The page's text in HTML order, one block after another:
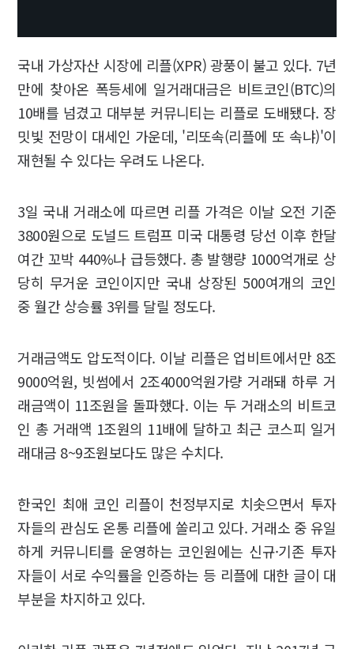
국내 가상자산 시장에 리플(XPR) 광풍이 불고 있다. 7년
만에 찾아온 폭등세에 일거래대금은 비트코인(BTC)의
10배를 넘겼고 대부분 커뮤니티는 리플로 도배됐다. 장
밋빛 전망이 대세인 가운데, '리또속(리플에 또 속냐)'이
재현될 수 있다는 우려도 나온다.
3일 국내 거래소에 따르면 리플 가격은 이날 오전 기준
3800원으로 도널드 트럼프 미국 대통령 당선 이후 한달
여간 꼬박 440%나 급등했다. 총 발행량 1000억개로 상
당히 무거운 코인이지만 국내 상장된 500여개의 코인
중 월간 상승률 3위를 달릴 정도다.
거래금액도 압도적이다. 이날 리플은 업비트에서만 8조
9000억원, 빗썸에서 2조4000억원가량 거래돼 하루 거
래금액이 11조원을 돌파했다. 이는 두 거래소의 비트코
인 총 거래액 1조원의 11배에 달하고 최근 코스피 일거
래대금 8~9조원보다도 많은 수치다.
한국인 최애 코인 리플이 천정부지로 치솟으면서 투자
자들의 관심도 온통 리플에 쏠리고 있다. 거래소 중 유일
하게 커뮤니티를 운영하는 코인원에는 신규·기존 투자
자들이 서로 수익률을 인증하는 등 리플에 대한 글이 대
부분을 차지하고 있다.